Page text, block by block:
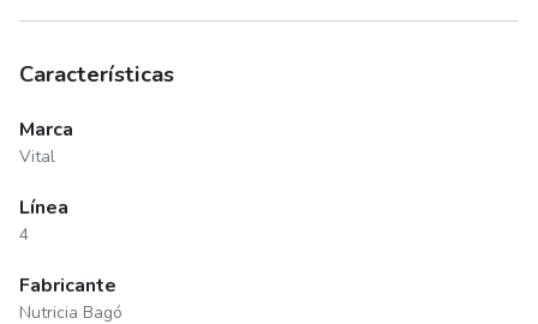
Características
Marca
Vital
Línea
4
Fabricante
Nutricia Bagó